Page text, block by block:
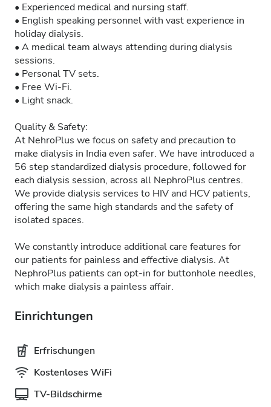
• Experienced medical and nursing staff.
• English speaking personnel with vast experience in
holiday dialysis.
• A medical team always attending during dialysis
sessions.
• Personal TV sets.
• Free Wi-Fi.
• Light snack.
Quality & Safety:
At NehroPlus we focus on safety and precaution to
make dialysis in India even safer. We have introduced a
56 step standardized dialysis procedure, followed for
each dialysis session, across all NephroPlus centres.
We provide dialysis services to HIV and HCV patients,
offering the same high standards and the safety of
isolated spaces.
We constantly introduce additional care features for
our patients for painless and effective dialysis. At
NephroPlus patients can opt-in for buttonhole needles,
which make dialysis a painless affair.
Einrichtungen
Erfrischungen
Kostenloses WiFi
TV-Bildschirme